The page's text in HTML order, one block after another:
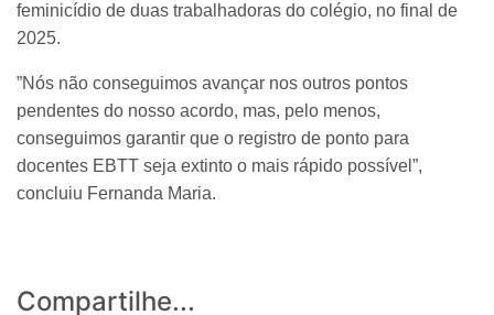
feminicídio de duas trabalhadoras do colégio, no final de
2025.
”Nós não conseguimos avançar nos outros pontos
pendentes do nosso acordo, mas, pelo menos,
conseguimos garantir que o registro de ponto para
docentes EBTT seja extinto o mais rápido possível”,
concluiu Fernanda Maria.
Compartilhe...